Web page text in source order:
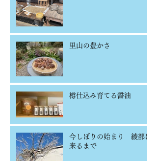
里山の豊かさ
樽仕込み育てる醤油
今しぼりの始まり 綾部に
来るまで